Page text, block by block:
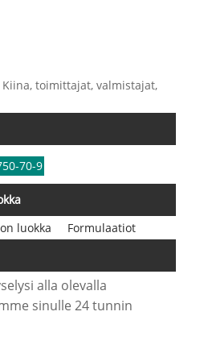
Kiina, toimittajat, valmistajat,
70-9
luokka
Formulaatiot
alla olevalla
sinulle 24 tunnin